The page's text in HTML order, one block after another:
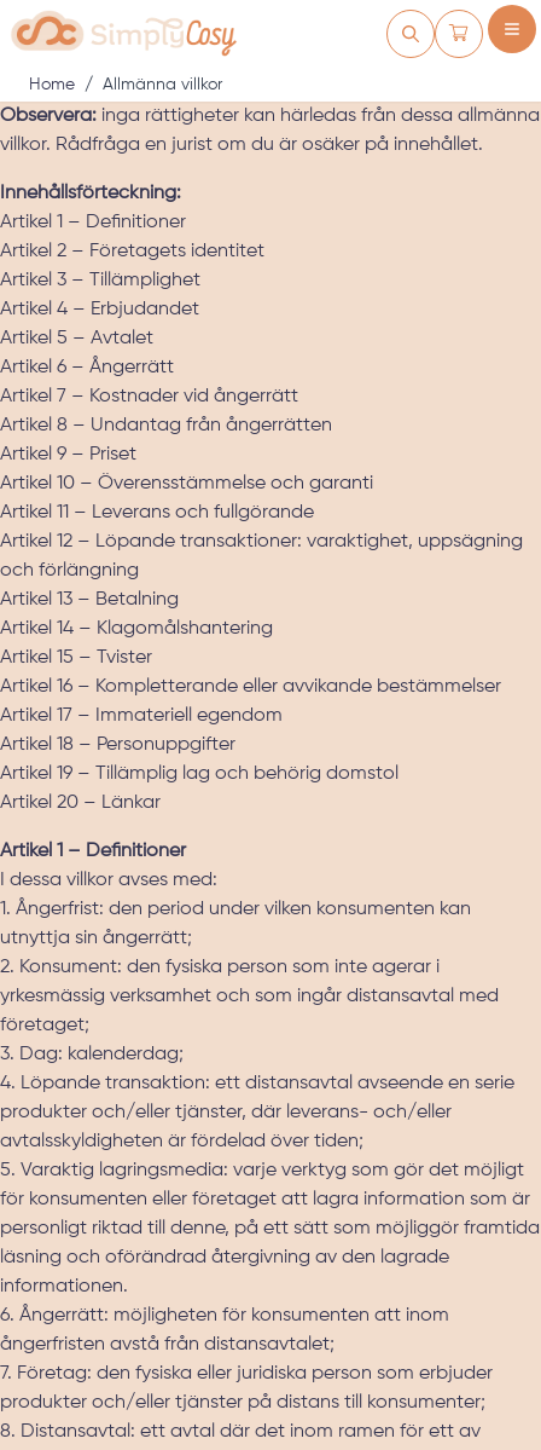
Skip to Content
Kundvagn
Home / Allmänna villkor
Observera: inga rättigheter kan härledas från dessa allmänna
villkor. Rådfråga en jurist om du är osäker på innehållet.
Innehållsförteckning:
Artikel 1 – Definitioner
Artikel 2 – Företagets identitet
Artikel 3 – Tillämplighet
Artikel 4 – Erbjudandet
Artikel 5 – Avtalet
Artikel 6 – Ångerrätt
Artikel 7 – Kostnader vid ångerrätt
Artikel 8 – Undantag från ångerrätten
Artikel 9 – Priset
Artikel 10 – Överensstämmelse och garanti
Artikel 11 – Leverans och fullgörande
Artikel 12 – Löpande transaktioner: varaktighet, uppsägning
och förlängning
Artikel 13 – Betalning
Artikel 14 – Klagomålshantering
Artikel 15 – Tvister
Artikel 16 – Kompletterande eller avvikande bestämmelser
Artikel 17 – Immateriell egendom
Artikel 18 – Personuppgifter
Artikel 19 – Tillämplig lag och behörig domstol
Artikel 20 – Länkar
Artikel 1 – Definitioner
I dessa villkor avses med:
1. Ångerfrist: den period under vilken konsumenten kan
utnyttja sin ångerrätt;
2. Konsument: den fysiska person som inte agerar i
yrkesmässig verksamhet och som ingår distansavtal med
företaget;
3. Dag: kalenderdag;
4. Löpande transaktion: ett distansavtal avseende en serie
produkter och/eller tjänster, där leverans- och/eller
avtalsskyldigheten är fördelad över tiden;
5. Varaktig lagringsmedia: varje verktyg som gör det möjligt
för konsumenten eller företaget att lagra information som är
personligt riktad till denne, på ett sätt som möjliggör framtida
läsning och oförändrad återgivning av den lagrade
informationen.
6. Ångerrätt: möjligheten för konsumenten att inom
ångerfristen avstå från distansavtalet;
7. Företag: den fysiska eller juridiska person som erbjuder
produkter och/eller tjänster på distans till konsumenter;
8. Distansavtal: ett avtal där det inom ramen för ett av